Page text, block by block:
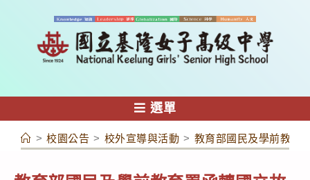
容
選單
> 校園公告 > 校外宣導與活動 > 教育部國民及學前教育